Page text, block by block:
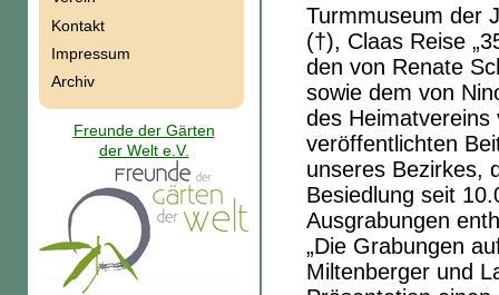
Turmmuseum der
(†), Claas Reise
den von Renate
sowie dem von
des Heimatvereins
veröffentlichten
unseres Bezirkes,
Besiedlung seit
Ausgrabungen
„Die Grabungen
Miltenberger und
Kontakt
Impressum
Archiv
Freunde der Gärten
der Welt e.V.